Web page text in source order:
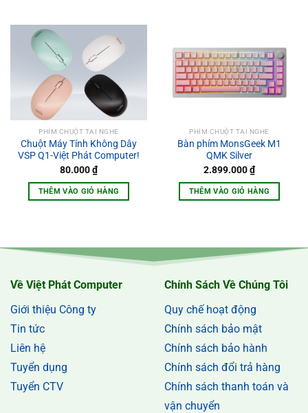
PHÍM CHUỘT TAI NGHE
Chuột Máy Tính Không Dây
VSP Q1-Việt Phát Computer!
80.000₫
THÊM VÀO GIỎ HÀNG
PHÍM CHUỘT TAI NGHE
Bàn phím MonsGeek M1
QMK Silver
2.899.000₫
THÊM VÀO GIỎ HÀNG
Về Việt Phát Computer
Giới thiệu Công ty
Tin tức
Liên hệ
Tuyển dụng
Tuyển CTV
Chính Sách Về Chúng Tôi
Quy chế hoạt động
Chính sách bảo mật
Chính sách bảo hành
Chính sách đổi trả hàng
Chính sách thanh toán và
vận chuyển